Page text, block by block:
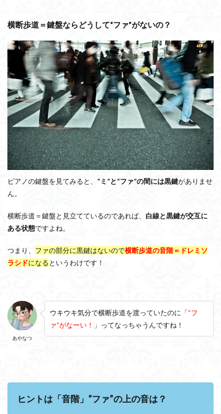
横断歩道＝鍵盤ならどうして“ファ”がないの？
ピアノの鍵盤を見てみると、 “ミ”と“ファ”の間には黒鍵がありませ
ん。
横断歩道＝鍵盤と見立てているのであれば、 白線と黒鍵が交互に
ある状態ですよね。
つまり、 ファの部分に黒鍵はないので横断歩道の音階＝ドレミソ
ラシドになるというわけです！
あやなつ
ウキウキ気分で横断歩道を渡っていたのに「“フ
ァ”がなーい！
」ってなっちゃうんですね！
ヒントは「音階」“ファ”の上の音は？